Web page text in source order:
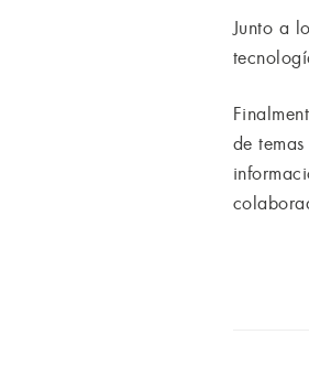
Junto a
de